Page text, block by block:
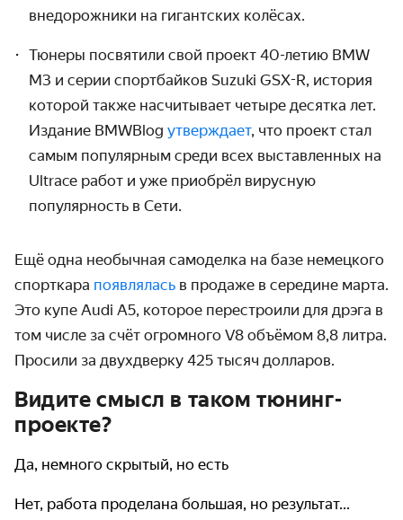
внедорожники на гигантских колёсах.
Тюнеры посвятили свой проект 40-летию BMW
M3 и серии спортбайков Suzuki GSX-R, история
которой также насчитывает четыре десятка лет.
Издание BMWBlog утверждает, что проект стал
самым популярным среди всех выставленных на
Ultrace работ и уже приобрёл вирусную
популярность в Сети.
Ещё одна необычная самоделка на базе немецкого
спорткара появлялась в продаже в середине марта.
Это купе Audi A5, которое перестроили для дрэга в
том числе за счёт огромного V8 объёмом 8,8 литра.
Просили за двухдверку 425 тысяч долларов.
Видите смысл в таком тюнинг-
проекте?
Да, немного скрытый, но есть
Нет, работа проделана большая, но результат...